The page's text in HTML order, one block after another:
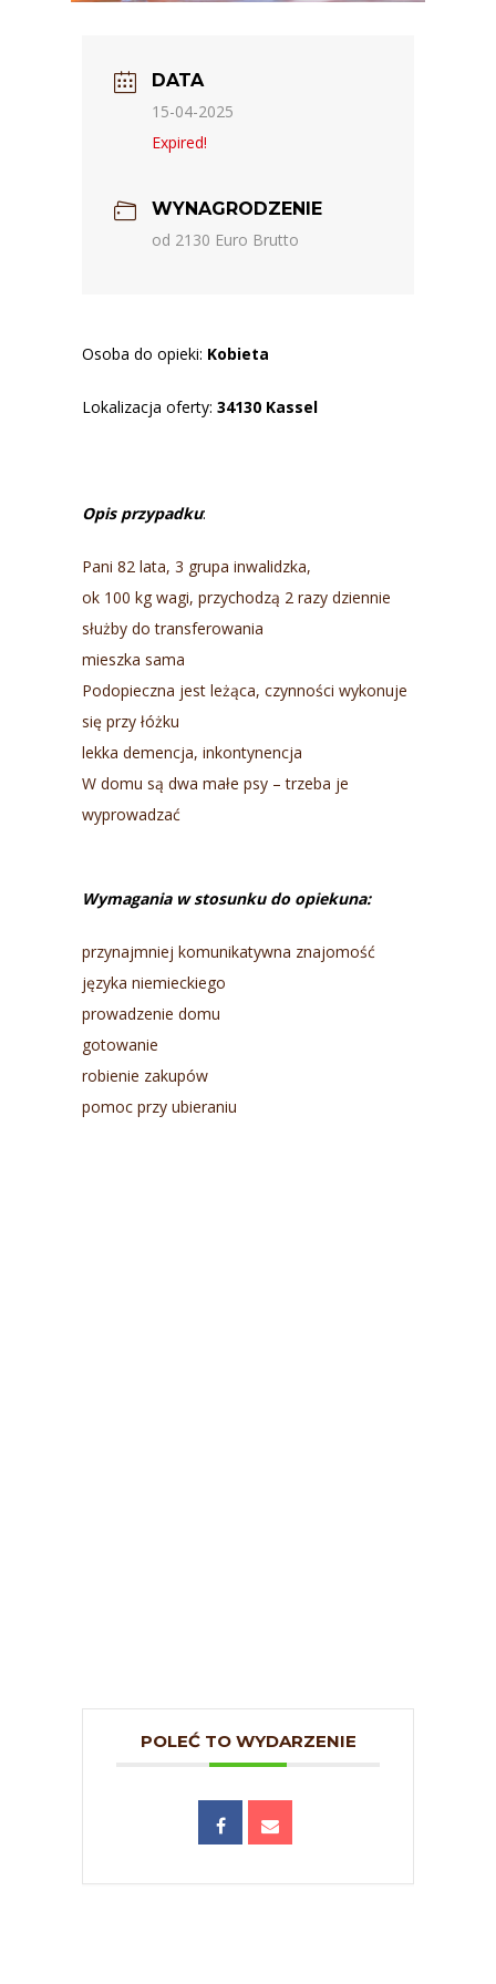
DATA
15-04-2025
Expired!
WYNAGRODZENIE
od 2130 Euro Brutto
Osoba do opieki: Kobieta
Lokalizacja oferty: 34130 Kassel
Opis przypadku:
Pani 82 lata, 3 grupa inwalidzka,
ok 100 kg wagi, przychodzą 2 razy dziennie
służby do transferowania
mieszka sama
Podopieczna jest leżąca, czynności wykonuje
się przy łóżku
lekka demencja, inkontynencja
W domu są dwa małe psy – trzeba je
wyprowadzać
Wymagania w stosunku do opiekuna:
przynajmniej komunikatywna znajomość
języka niemieckiego
prowadzenie domu
gotowanie
robienie zakupów
pomoc przy ubieraniu
POLEĆ TO WYDARZENIE